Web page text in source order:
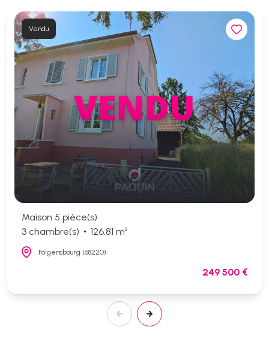
Vendu
Maison 5 pièce(s)
3 chambre(s)
126.81 m²
Folgensbourg (68220)
249 500 €